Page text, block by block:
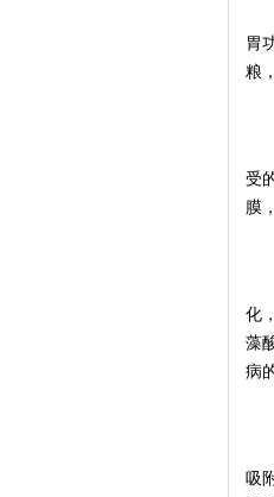
胃
粮
受
膜
化
藻
病
吸